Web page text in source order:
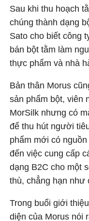
Sau khi thu hoạch
chúng thành dạng
Sato cho biết công
bán bột tằm làm
thực phẩm và nhà
Bản thân Morus
sản phẩm bột, viên
MorSilk nhưng có
để thu hút người
phẩm mới có
đến việc cung cấp
dạng B2C cho một
thù, chẳng hạn như
Trong buổi giới
diện của Morus nói